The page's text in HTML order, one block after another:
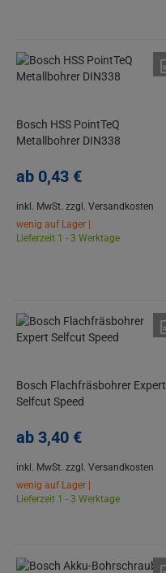
Bosch HSS PointTeQ
Metallbohrer DIN338
ab 0,43 €
inkl. MwSt. zzgl. Versandkosten
wenig auf Lager |
Lieferzeit 1 - 3 Werktage
Bosch Flachfräsbohrer Expert
Selfcut Speed
ab 3,40 €
inkl. MwSt. zzgl. Versandkosten
wenig auf Lager |
Lieferzeit 1 - 3 Werktage